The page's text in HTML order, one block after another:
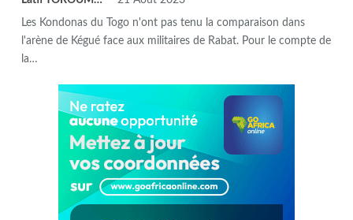
Les Kondonas du Togo n'ont pas tenu la comparaison dans
l'arène de Kégué face aux militaires de Rabat. Pour le compte de
la…